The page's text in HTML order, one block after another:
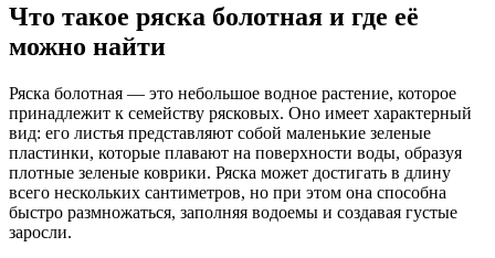
Что такое ряска болотная и где её
можно найти
Ряска болотная — это небольшое водное растение, которое
принадлежит к семейству рясковых. Оно имеет характерный
вид: его листья представляют собой маленькие зеленые
пластинки, которые плавают на поверхности воды, образуя
плотные зеленые коврики. Ряска может достигать в длину
всего нескольких сантиметров, но при этом она способна
быстро размножаться, заполняя водоемы и создавая густые
заросли.